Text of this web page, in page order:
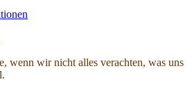
wenn wir nicht alles verachten, was uns